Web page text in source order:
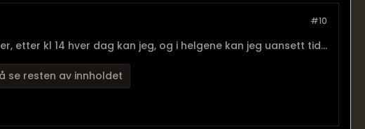
#10
etter kl 14 hver dag kan jeg, og i helgene kan jeg uansett tid...
se resten av innholdet